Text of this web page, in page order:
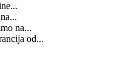
na...
od...